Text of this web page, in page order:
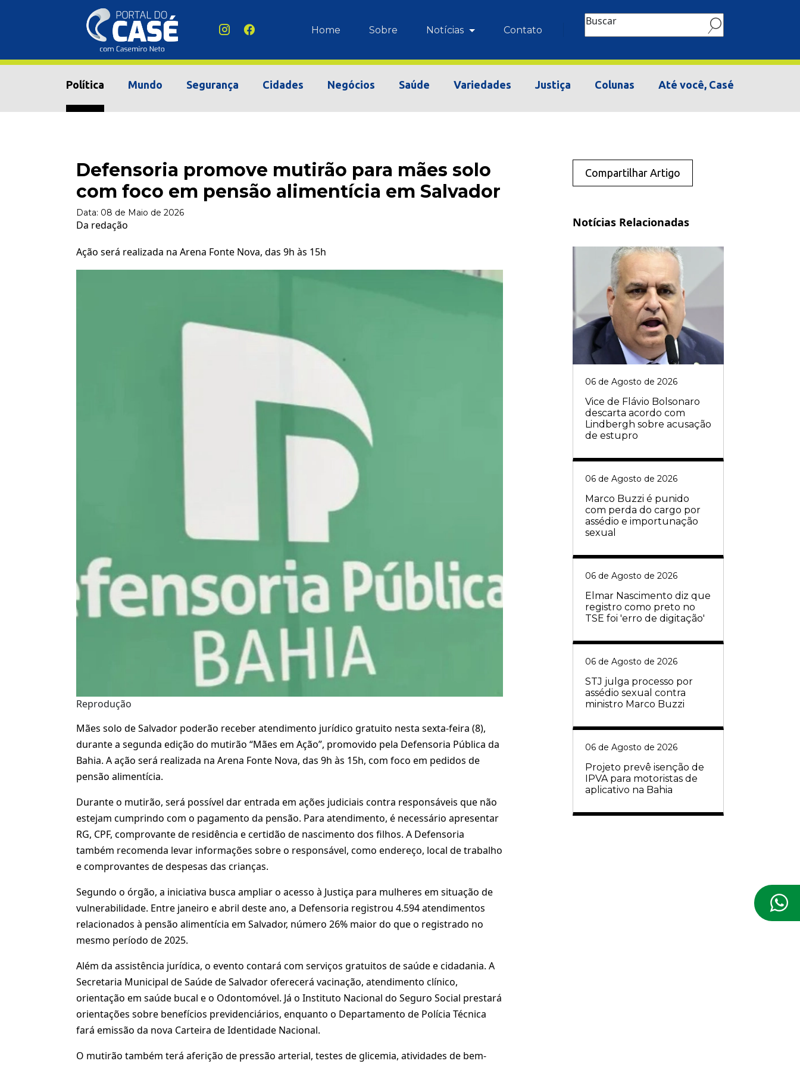
Home Sobre Notícias Contato
Buscar
Política Mundo Segurança Cidades Negócios Saúde Variedades Justiça Colunas Até você, Casé
Defensoria promove mutirão para mães solo
com foco em pensão alimentícia em Salvador
Data: 08 de Maio de 2026
Da redação
Ação será realizada na Arena Fonte Nova, das 9h às 15h
Reprodução
Mães solo de Salvador poderão receber atendimento jurídico gratuito nesta sexta-feira (8),
durante a segunda edição do mutirão “Mães em Ação”, promovido pela Defensoria Pública da
Bahia. A ação será realizada na Arena Fonte Nova, das 9h às 15h, com foco em pedidos de
pensão alimentícia.
Durante o mutirão, será possível dar entrada em ações judiciais contra responsáveis que não
estejam cumprindo com o pagamento da pensão. Para atendimento, é necessário apresentar
RG, CPF, comprovante de residência e certidão de nascimento dos filhos. A Defensoria
também recomenda levar informações sobre o responsável, como endereço, local de trabalho
e comprovantes de despesas das crianças.
Segundo o órgão, a iniciativa busca ampliar o acesso à Justiça para mulheres em situação de
vulnerabilidade. Entre janeiro e abril deste ano, a Defensoria registrou 4.594 atendimentos
relacionados à pensão alimentícia em Salvador, número 26% maior do que o registrado no
mesmo período de 2025.
Além da assistência jurídica, o evento contará com serviços gratuitos de saúde e cidadania. A
Secretaria Municipal de Saúde de Salvador oferecerá vacinação, atendimento clínico,
orientação em saúde bucal e o Odontomóvel. Já o Instituto Nacional do Seguro Social prestará
orientações sobre benefícios previdenciários, enquanto o Departamento de Polícia Técnica
fará emissão da nova Carteira de Identidade Nacional.
O mutirão também terá aferição de pressão arterial, testes de glicemia, atividades de bem-
Compartilhar Artigo
Notícias Relacionadas
06 de Agosto de 2026
Vice de Flávio Bolsonaro
descarta acordo com
Lindbergh sobre acusação
de estupro
06 de Agosto de 2026
Marco Buzzi é punido
com perda do cargo por
assédio e importunação
sexual
06 de Agosto de 2026
Elmar Nascimento diz que
registro como preto no
TSE foi 'erro de digitação'
06 de Agosto de 2026
STJ julga processo por
assédio sexual contra
ministro Marco Buzzi
06 de Agosto de 2026
Projeto prevê isenção de
IPVA para motoristas de
aplicativo na Bahia